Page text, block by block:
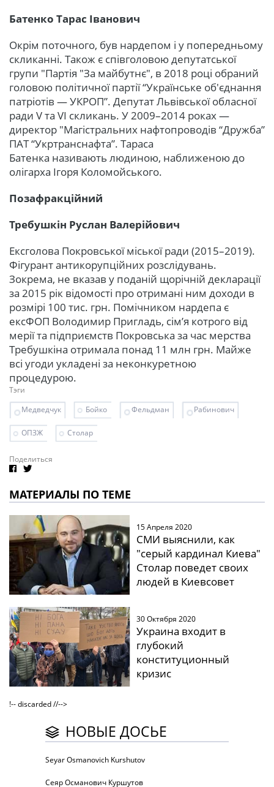
Батенко Тарас Іванович
Окрім поточного, був нардепом і у попередньому
скликанні. Також є співголовою депутатської
групи "Партія "За майбутнє", в 2018 році обраний
головою політичної партії “Українське об'єднання
патріотів — УКРОП”. Депутат Львівської обласної
ради V та VI скликань. У 2009–2014 роках —
директор "Магістральних нафтопроводів “Дружба”
ПАТ “Укртранснафта”. Тараса
Батенка називають людиною, наближеною до
олігарха Ігоря Коломойського.
Позафракційний
Требушкін Руслан Валерійович
Ексголова Покровської міської ради (2015–2019).
Фігурант антикорупційних розслідувань.
Зокрема, не вказав у поданій щорічній декларації
за 2015 рік відомості про отримані ним доходи в
розмірі 100 тис. грн. Помічником нардепа є
ексФОП Володимир Пригладь, сім’я котрого від
мерії та підприємств Покровська за час мерства
Требушкіна отримала понад 11 млн грн. Майже
всі угоди укладені за неконкуретною
процедурою.
Тэги
Медведчук
Бойко Фельдман Рабинович
ОПЗЖ Столар
Поделиться
МАТЕРИАЛЫ ПО ТЕМЕ
15 Апреля 2020
СМИ выяснили, как
"серый кардинал Киева"
Столар поведет своих
людей в Киевсовет
30 Октября 2020
Украина входит в
глубокий
конституционный
кризис
!-- discarded //-->
НОВЫЕ ДОСЬЕ
Seyar Osmanovich Kurshutov
Сеяр Османович Куршутов